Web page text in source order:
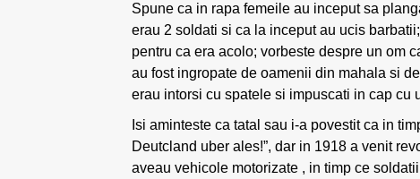
Spune ca in rapa femeile au inceput sa
erau 2 soldati si ca la inceput au ucis
pentru ca era acolo; vorbeste despre un om
au fost ingropate de oamenii din mahala si
erau intorsi cu spatele si impuscati in cap cu
Isi aminteste ca tatal sau i-a povestit ca in
Deutcland uber ales!”, dar in 1918 a venit
aveau vehicole motorizate , in timp ce